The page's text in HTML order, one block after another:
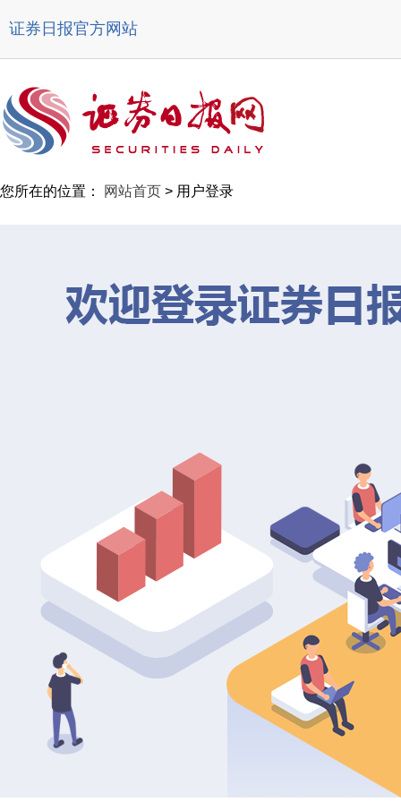
证券日报官方网站
您所在的位置： 网站首页 > 用户登录